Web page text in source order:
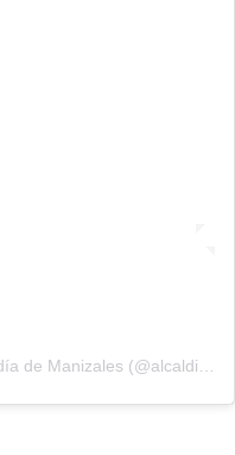
Una publicación compartida de Alcaldía de Manizales (@alcaldiademanizales)